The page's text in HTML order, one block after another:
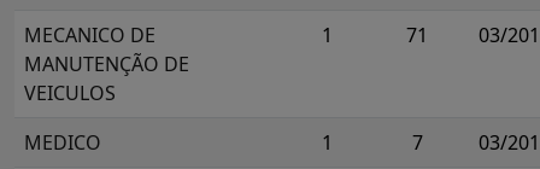
MECANICO DE
MANUTENÇÃO DE
VEICULOS
1 71 03/
MEDICO 1 7
03/